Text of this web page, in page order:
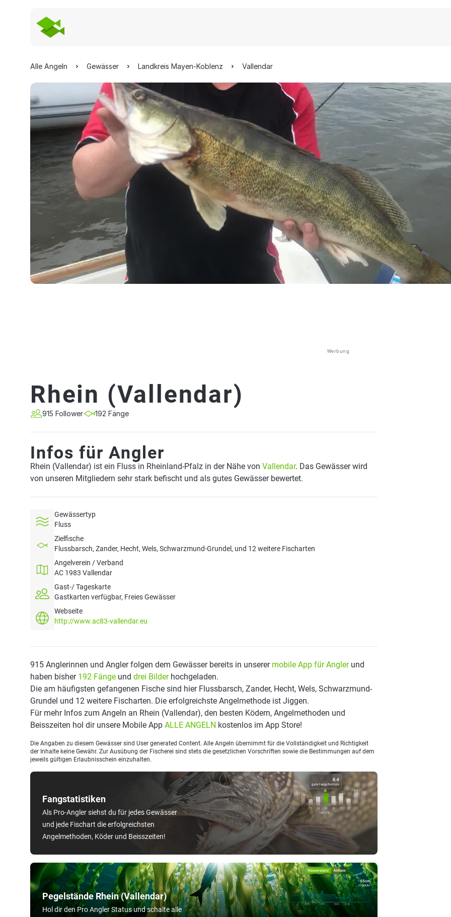
Alle Angeln Gewässer Landkreis Mayen-Koblenz Vallendar
Werbung
Rhein (Vallendar)
915 Follower 192 Fänge
Infos für Angler
Rhein (Vallendar) ist ein Fluss in Rheinland-Pfalz in der Nähe von Vallendar. Das Gewässer wird
von unseren Mitgliedern sehr stark befischt und als gutes Gewässer bewertet.
Gewässertyp
Fluss
Zielfische
Flussbarsch, Zander, Hecht, Wels, Schwarzmund-Grundel, und 12 weitere Fischarten
Angelverein / Verband
AC 1983 Vallendar
Gast-/ Tageskarte
Gastkarten verfügbar, Freies Gewässer
Webseite
http://www.ac83-vallendar.eu
Pegelstände Rhein (Vallendar)
Hol dir den Pro Angler Status und schalte alle
Fangstatistiken
Als Pro-Angler siehst du für jedes Gewässer
und jede Fischart die erfolgreichsten
Angelmethoden, Köder und Beisszeiten!
915 Anglerinnen und Angler folgen dem Gewässer bereits in unserer mobile App für Anglerund
haben bisher 192 Fänge und drei Bilderhochgeladen.
Die am häufigsten gefangenen Fische sind hier Flussbarsch, Zander, Hecht, Wels, Schwarzmund-
Grundel und 12 weitere Fischarten. Die erfolgreichste Angelmethode ist Jiggen.
Für mehr Infos zum Angeln an Rhein (Vallendar), den besten Ködern, Angelmethoden und
Beisszeiten hol dir unsere Mobile App ALLE ANGELN kostenlos im App Store!
Die Angaben zu diesem Gewässer sind User generated Content. Alle Angeln übernimmt für die Vollständigkeit und Richtigkeit
der Inhalte keine Gewähr. Zur Ausübung der Fischerei sind stets die gesetzlichen Vorschriften sowie die Bestimmungen auf dem
jeweils gültigen Erlaubnisschein einzuhalten.